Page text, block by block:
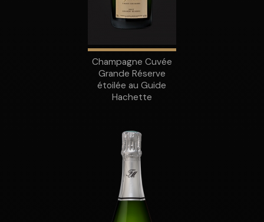
Champagne Cuvée
Grande Réserve
étoilée au Guide
Hachette